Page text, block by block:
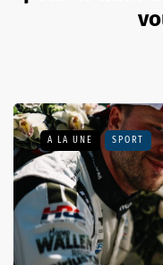
A LA UNE SPORT